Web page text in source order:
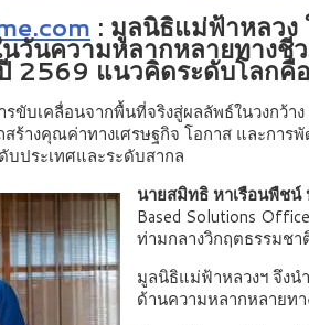
: มูลนิธิแม่ฟ้าหลวง
นวันความหลากหลายทา
2569 แนวคิดระดับโลกคื
ขับเคลื่อนจากพื้นที่จริงสู่ผลลัพธ์ในวงกว้
สร้างคุณค่าทางเศรษฐกิจ โอกาส และกา
บประเทศและระดับสากล
นายสมิทธิ หาเรือนพืชน์
Based Solutions
ท่ามกลางวิกฤตธรรมช
มูลนิธิแม่ฟ้าหลวงฯ จึงน
ด้านความหลากหลายท